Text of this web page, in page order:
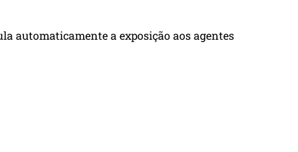
automaticamente a exposição aos agentes